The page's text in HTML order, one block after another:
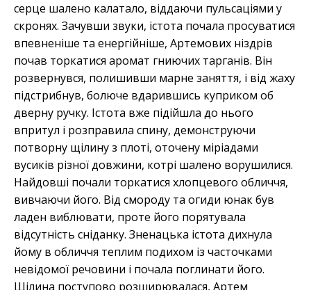
серце шалено калатало, віддаючи пульсаціями у
скронях. Зачувши звуки, істота почала просуватися
впевненіше та енергійніше, Артемових ніздрів
почав торкатися аромат гниючих тарганів. Він
розвернувся, полишивши марне заняття, і від жаху
підстрибнув, болюче вдарившись куприком об
дверну ручку. Істота вже підійшла до нього
впритул і розправила спину, демонструючи
потворну щілину з плоті, оточену міріадами
вусиків різної довжини, котрі шалено ворушилися.
Найдовші почали торкатися хлопцевого обличчя,
вивчаючи його. Від смороду та огиди юнак був
ладен виблювати, проте його порятувала
відсутність сніданку. Зненацька істота дихнула
йому в обличчя теплим подихом із часточками
невідомої речовини і почала поглинати його.
Щілина поступово розширювалася, Артем